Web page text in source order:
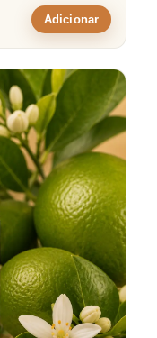
Adicionar